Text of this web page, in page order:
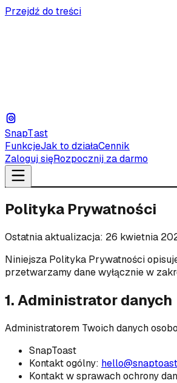
Przejdź do treści
SnapTast
FunkcjeJak to działaCennik
Zaloguj sięRozpocznij za darmo
Polityka Prywatności
Ostatnia aktualizacja: 26 kwietnia
Niniejsza Polityka Prywatności
przetwarzamy dane wyłącznie w
1. Administrator danych
Administratorem Twoich danych
SnapToast
Kontakt ogólny:
Kontakt w sprawach ochrony